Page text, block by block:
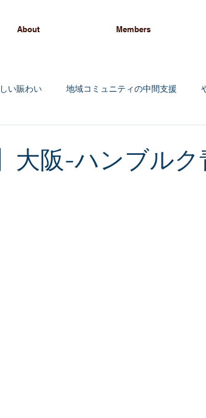
About Members
い賑わい 地域コミュニティの中間支援
大阪-ハンブル